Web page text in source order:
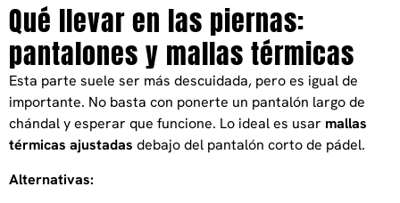
Qué llevar en las piernas:
pantalones y mallas térmicas
Esta parte suele ser más descuidada, pero es igual de
importante. No basta con ponerte un pantalón largo de
chándal y esperar que funcione. Lo ideal es usar mallas
térmicas ajustadas debajo del pantalón corto de pádel.
Alternativas: